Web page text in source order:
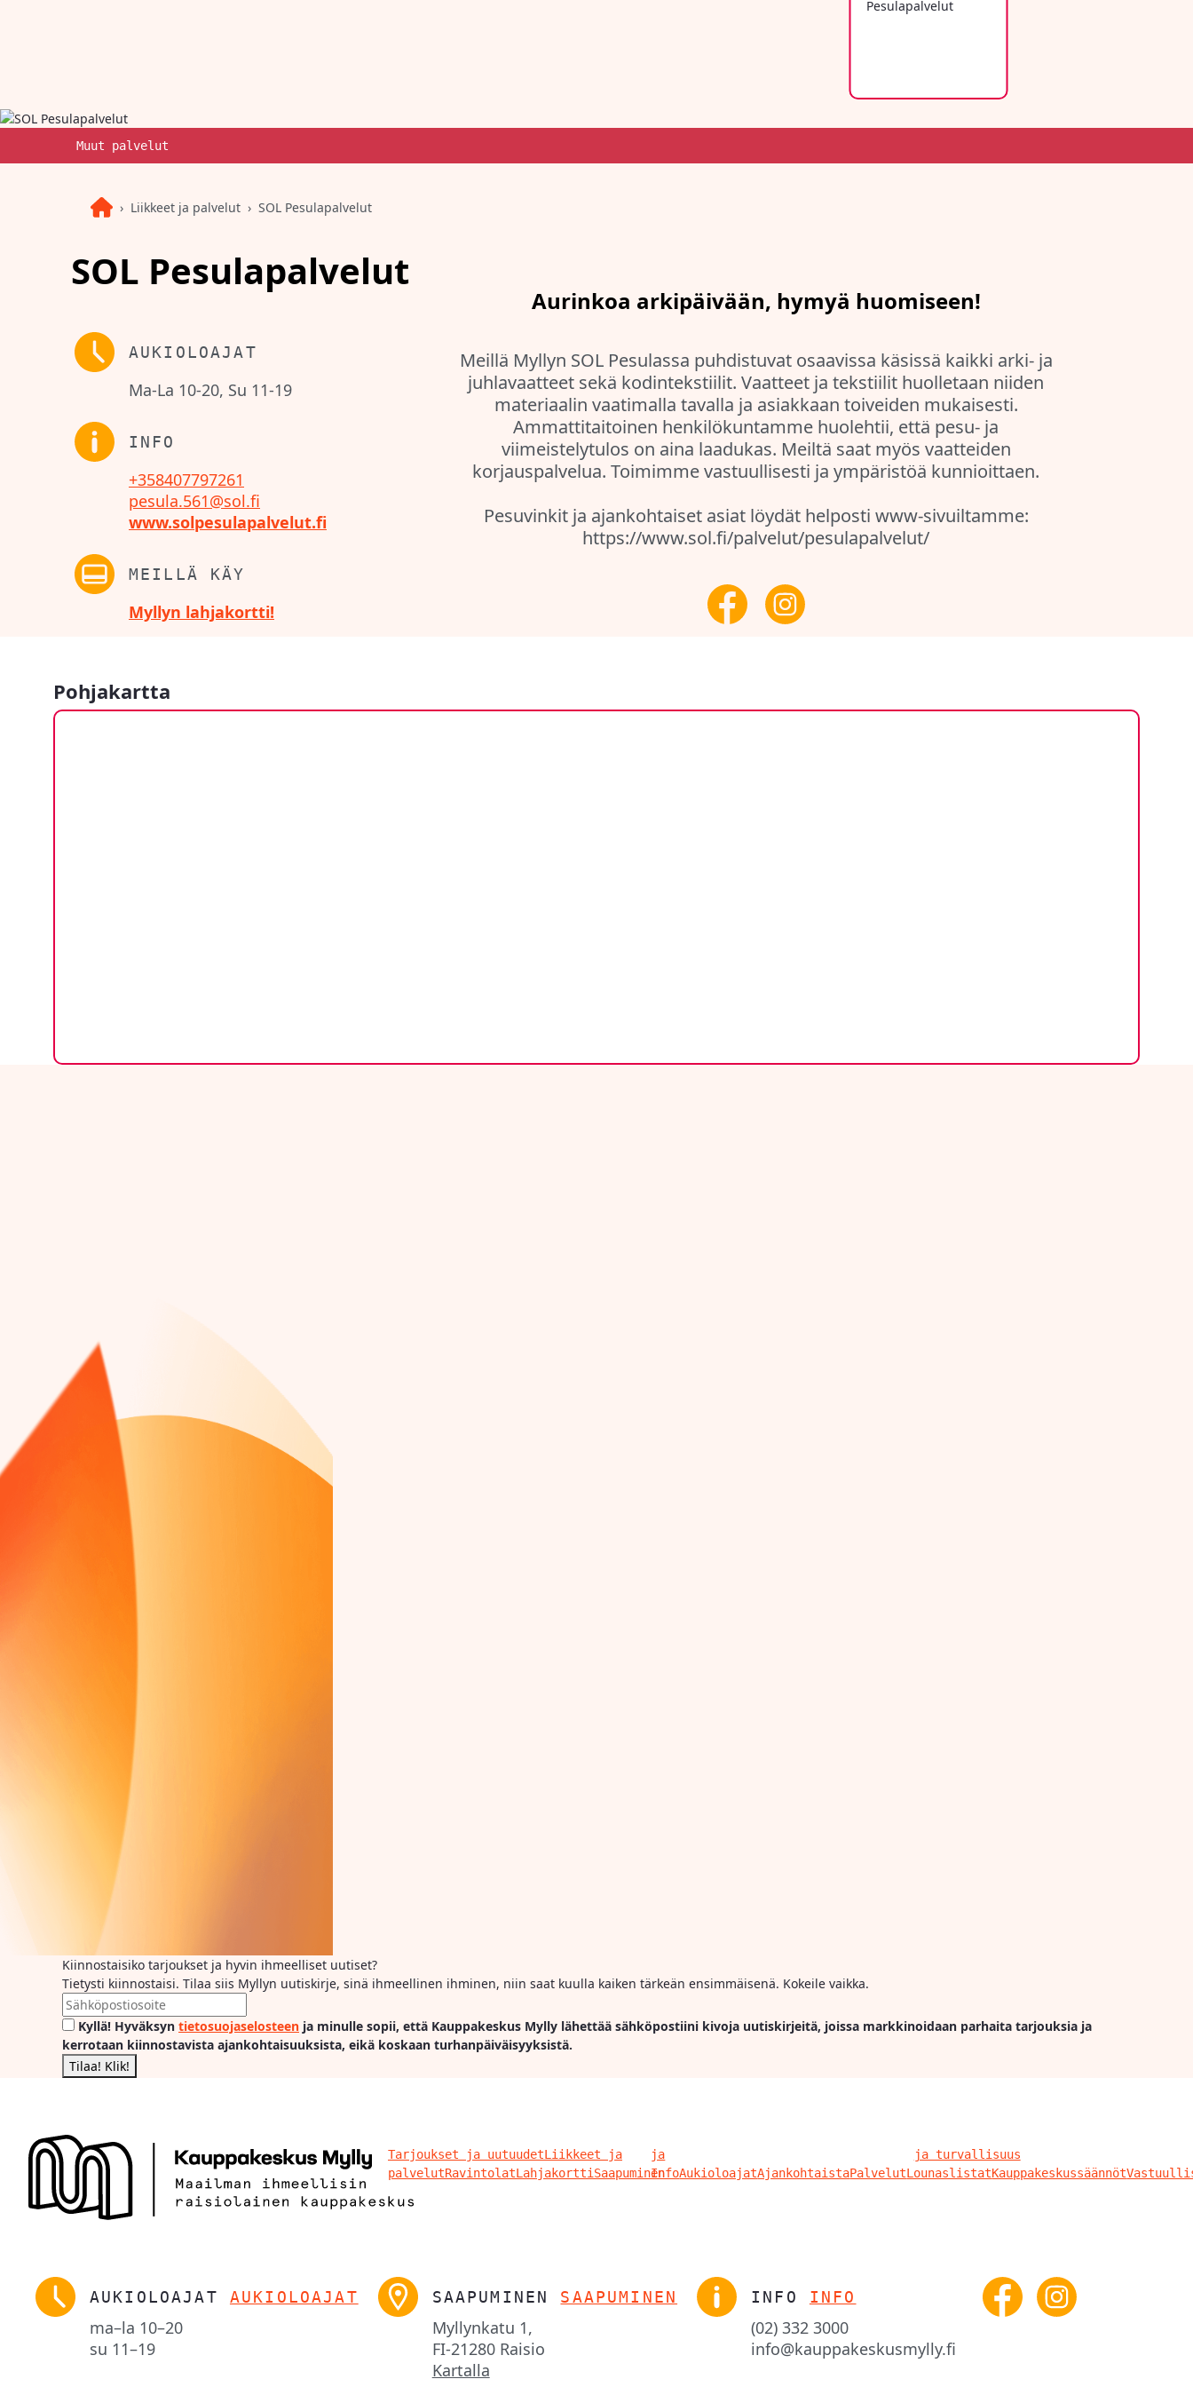
Muut palvelut
Liikkeet ja palvelut SOL Pesulapalvelut
SOL Pesulapalvelut
AUKIOLOAJAT
Ma-La 10-20, Su 11-19
INFO
+358407797261
pesula.561@sol.fi
www.solpesulapalvelut.fi
MEILLÄ KÄY
Myllyn lahjakortti!
Aurinkoa arkipäivään, hymyä huomiseen!
Meillä Myllyn SOL Pesulassa puhdistuvat osaavissa käsissä kaikki arki- ja
juhlavaatteet sekä kodintekstiilit. Vaatteet ja tekstiilit huolletaan niiden
materiaalin vaatimalla tavalla ja asiakkaan toiveiden mukaisesti.
Ammattitaitoinen henkilökuntamme huolehtii, että pesu- ja
viimeistelytulos on aina laadukas. Meiltä saat myös vaatteiden
korjauspalvelua. Toimimme vastuullisesti ja ympäristöä kunnioittaen.
Pesuvinkit ja ajankohtaiset asiat löydät helposti www-sivuiltamme:
https://www.sol.fi/palvelut/pesulapalvelut/
Pohjakartta
Kiinnostaisiko tarjoukset ja hyvin ihmeelliset uutiset?
Tietysti kiinnostaisi. Tilaa siis Myllyn uutiskirje, sinä ihmeellinen ihminen, niin saat kuulla kaiken tärkeän ensimmäisenä. Kokeile vaikka.
Kyllä! Hyväksyn tietosuojaselosteen ja minulle sopii, että Kauppakeskus Mylly lähettää sähköpostiini kivoja uutiskirjeitä, joissa markkinoidaan parhaita tarjouksia ja
kerrotaan kiinnostavista ajankohtaisuuksista, eikä koskaan turhanpäiväisyyksistä.
Tarjoukset ja uutuudetLiikkeet ja
palvelutRavintolatLahjakortti Saapuminen
ja
InfoAukioloajatAjankohtaistaPalvelutLounaslistatKauppakeskussäännöt
ja turvallisuus
AUKIOLOAJAT AUKIOLOAJAT
ma–la 10–20
su 11–19
SAAPUMINEN SAAPUMINEN
Myllynkatu 1,
FI-21280 Raisio
Kartalla
INFO INFO
(02) 332 3000
info@kauppakeskusmylly.fi